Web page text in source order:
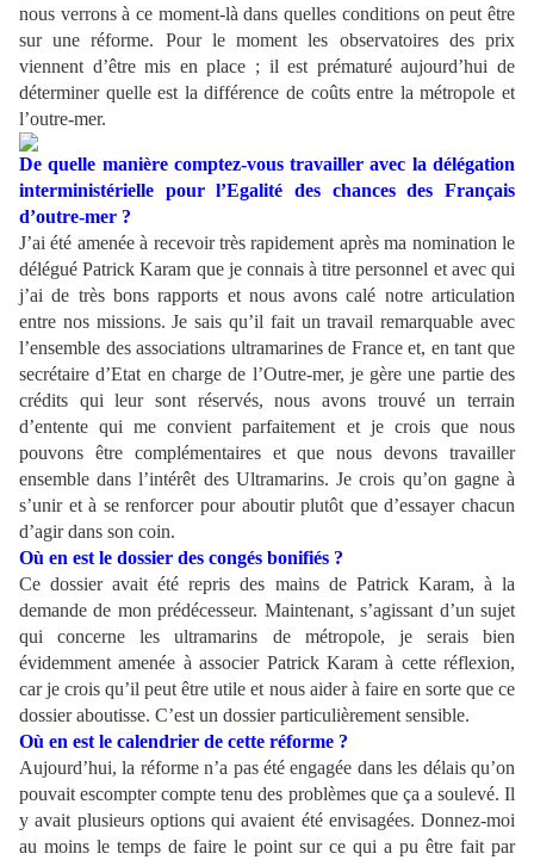
nous verrons à ce moment-là dans quelles conditions on peut être
sur une réforme. Pour le moment les observatoires des prix
viennent d’être mis en place ; il est prématuré aujourd’hui de
déterminer quelle est la différence de coûts entre la métropole et
l’outre-mer.
De quelle manière comptez-vous travailler avec la délégation
interministérielle pour l’Egalité des chances des Français
d’outre-mer ?
J’ai été amenée à recevoir très rapidement après ma nomination le
délégué Patrick Karam que je connais à titre personnel et avec qui
j’ai de très bons rapports et nous avons calé notre articulation
entre nos missions. Je sais qu’il fait un travail remarquable avec
l’ensemble des associations ultramarines de France et, en tant que
secrétaire d’Etat en charge de l’Outre-mer, je gère une partie des
crédits qui leur sont réservés, nous avons trouvé un terrain
d’entente qui me convient parfaitement et je crois que nous
pouvons être complémentaires et que nous devons travailler
ensemble dans l’intérêt des Ultramarins. Je crois qu’on gagne à
s’unir et à se renforcer pour aboutir plutôt que d’essayer chacun
d’agir dans son coin.
Où en est le dossier des congés bonifiés ?
Ce dossier avait été repris des mains de Patrick Karam, à la
demande de mon prédécesseur. Maintenant, s’agissant d’un sujet
qui concerne les ultramarins de métropole, je serais bien
évidemment amenée à associer Patrick Karam à cette réflexion,
car je crois qu’il peut être utile et nous aider à faire en sorte que ce
dossier aboutisse. C’est un dossier particulièrement sensible.
Où en est le calendrier de cette réforme ?
Aujourd’hui, la réforme n’a pas été engagée dans les délais qu’on
pouvait escompter compte tenu des problèmes que ça a soulevé. Il
y avait plusieurs options qui avaient été envisagées. Donnez-moi
au moins le temps de faire le point sur ce qui a pu être fait par